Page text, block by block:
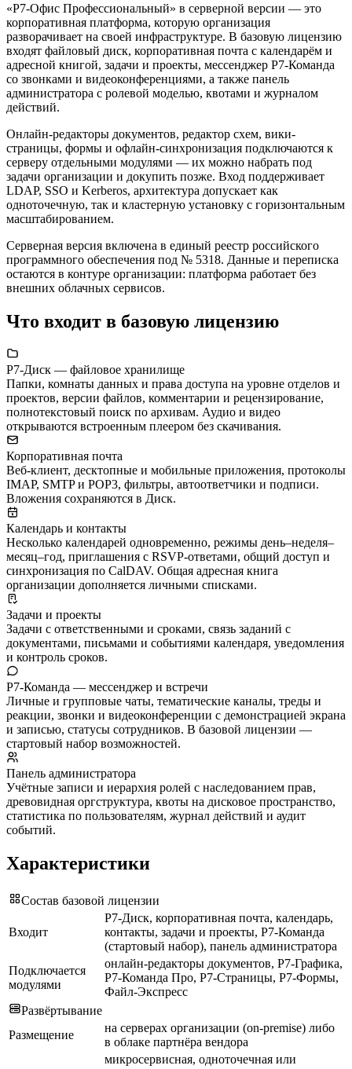
«Р7-Офис Профессиональный» в серверной версии — это
корпоративная платформа, которую организация
разворачивает на своей инфраструктуре. В базовую лицензию
входят файловый диск, корпоративная почта с календарём и
адресной книгой, задачи и проекты, мессенджер Р7-Команда
со звонками и видеоконференциями, а также панель
администратора с ролевой моделью, квотами и журналом
действий.
Онлайн-редакторы документов, редактор схем, вики-
страницы, формы и офлайн-синхронизация подключаются к
серверу отдельными модулями — их можно набрать под
задачи организации и докупить позже. Вход поддерживает
LDAP, SSO и Kerberos, архитектура допускает как
одноточечную, так и кластерную установку с горизонтальным
масштабированием.
Серверная версия включена в единый реестр российского
программного обеспечения под № 5318. Данные и переписка
остаются в контуре организации: платформа работает без
внешних облачных сервисов.
Что входит в базовую лицензию
Р7-Диск — файловое хранилище
Папки, комнаты данных и права доступа на уровне отделов и
проектов, версии файлов, комментарии и рецензирование,
полнотекстовый поиск по архивам. Аудио и видео
открываются встроенным плеером без скачивания.
Корпоративная почта
Веб-клиент, десктопные и мобильные приложения, протоколы
IMAP, SMTP и POP3, фильтры, автоответчики и подписи.
Вложения сохраняются в Диск.
Календарь и контакты
Несколько календарей одновременно, режимы день–неделя–
месяц–год, приглашения с RSVP-ответами, общий доступ и
синхронизация по CalDAV. Общая адресная книга
организации дополняется личными списками.
Задачи и проекты
Задачи с ответственными и сроками, связь заданий с
документами, письмами и событиями календаря, уведомления
и контроль сроков.
Р7-Команда — мессенджер и встречи
Личные и групповые чаты, тематические каналы, треды и
реакции, звонки и видеоконференции с демонстрацией экрана
и записью, статусы сотрудников. В базовой лицензии —
стартовый набор возможностей.
Панель администратора
Учётные записи и иерархия ролей с наследованием прав,
древовидная оргструктура, квоты на дисковое пространство,
статистика по пользователям, журнал действий и аудит
событий.
Характеристики
Состав базовой лицензии
Входит
Р7-Диск, корпоративная почта, календарь,
контакты, задачи и проекты, Р7-Команда
(стартовый набор), панель администратора
Подключается
модулями
онлайн-редакторы документов, Р7-Графика,
Р7-Команда Про, Р7-Страницы, Р7-Формы,
Файл-Экспресс
Развёртывание
Размещение
на серверах организации (on-premise) либо
в облаке партнёра вендора
микросервисная, одноточечная или